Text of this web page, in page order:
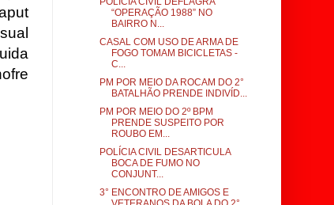
“OPERAÇÃO 1988” NO
BAIRRO N...
CASAL COM USO DE ARMA DE
FOGO TOMAM BICICLETAS -
C...
PM POR MEIO DA ROCAM DO 2°
BATALHÃO PRENDE INDIVÍD...
PM POR MEIO DO 2º BPM
PRENDE SUSPEITO POR
ROUBO EM...
POLÍCIA CIVIL DESARTICULA
BOCA DE FUMO NO
CONJUNT...
3° ENCONTRO DE AMIGOS E